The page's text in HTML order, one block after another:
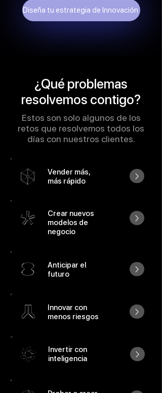
Diseña tu estrategia de Innovación
¿Qué problemas
resolvemos contigo?
Estos son solo algunos de los
retos que resolvemos todos los
días con nuestros clientes.
Vender más,
más rápido
Crear nuevos
modelos de
negocio
Anticipar el
futuro
Innovar con
menos riesgos
Invertir con
inteligencia